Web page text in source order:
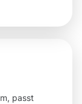
passt